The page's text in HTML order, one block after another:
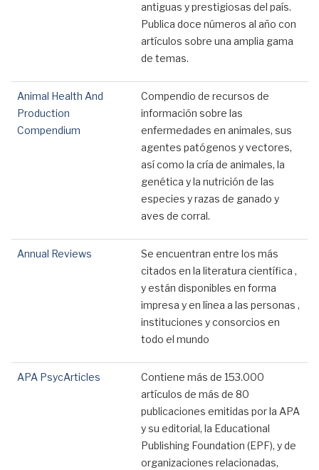
antiguas y prestigiosas del país.
Publica doce números al año con
artículos sobre una amplia gama
de temas.
Animal Health And
Production
Compendium
Compendio de recursos de
información sobre las
enfermedades en animales, sus
agentes patógenos y vectores,
así como la cría de animales, la
genética y la nutrición de las
especies y razas de ganado y
aves de corral.
Annual Reviews
Se encuentran entre los más
citados en la literatura científica ,
y están disponibles en forma
impresa y en línea a las personas ,
instituciones y consorcios en
todo el mundo
APA PsycArticles
Contiene más de 153.000
artículos de más de 80
publicaciones emitidas por la APA
y su editorial, la Educational
Publishing Foundation (EPF), y de
organizaciones relacionadas,